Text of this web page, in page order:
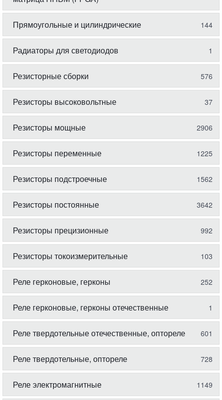
Прямоугольные и цилиндрические 144
Радиаторы для светодиодов 1
Резисторные сборки 576
Резисторы высоковольтные 37
Резисторы мощные 2906
Резисторы переменные 1225
Резисторы подстроечные 1562
Резисторы постоянные 3642
Резисторы прецизионные 992
Резисторы токоизмерительные 103
Реле герконовые, герконы 252
Реле герконовые, герконы отечественные 1
Реле твердотельные отечественные, оптореле 601
Реле твердотельные, оптореле 728
Реле электромагнитные 1149